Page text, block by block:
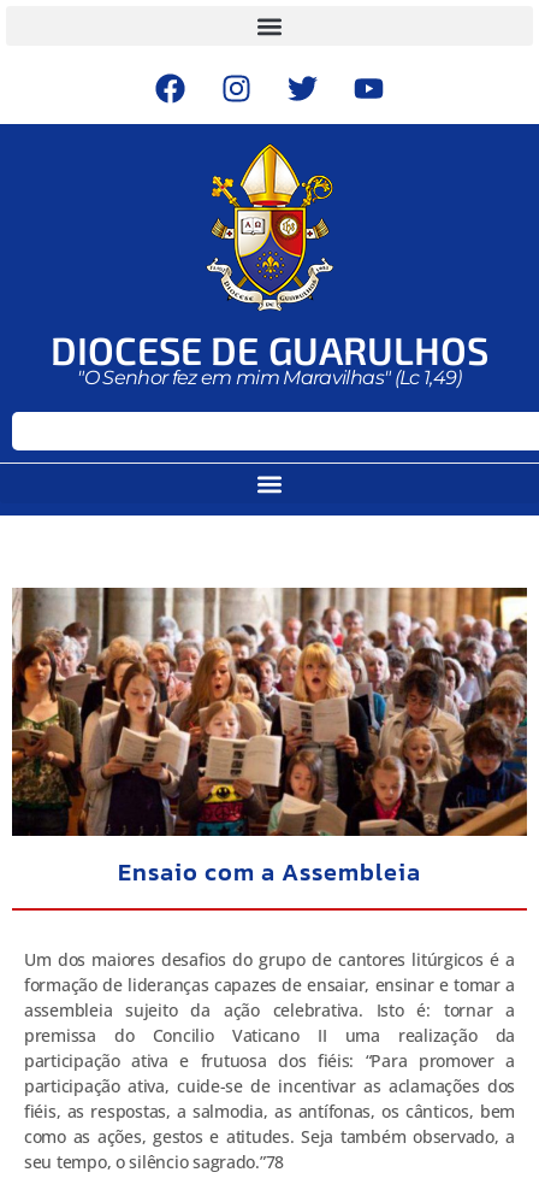
DIOCESE DE GUARULHOS
"O Senhor fez em mim Maravilhas" (Lc 1,49)
Ensaio com a Assembleia
Um dos maiores desafios do grupo de cantores litúrgicos é a
formação de lideranças capazes de ensaiar, ensinar e tomar a
assembleia sujeito da ação celebrativa. Isto é: tornar a
premissa do Concilio Vaticano II uma realização da
participação ativa e frutuosa dos fiéis: “Para promover a
participação ativa, cuide-se de incentivar as aclamações dos
fiéis, as respostas, a salmodia, as antífonas, os cânticos, bem
como as ações, gestos e atitudes. Seja também observado, a
seu tempo, o silêncio sagrado.”78